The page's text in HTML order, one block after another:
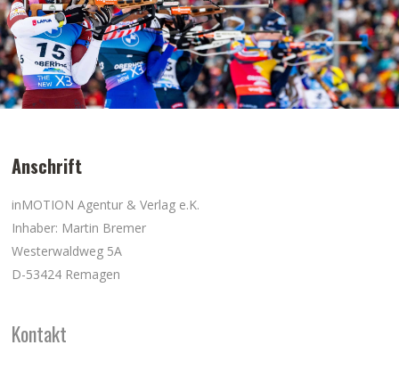
Anschrift
inMOTION Agentur & Verlag e.K.
Inhaber: Martin Bremer
Westerwaldweg 5A
D-53424 Remagen
Kontakt